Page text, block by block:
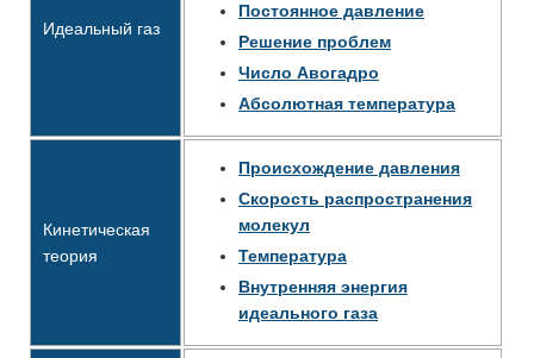
Идеальный газ
Постоянное давление
Решение проблем
Число Авогадро
Абсолютная температура
Кинетическая
теория
Происхождение давления
Скорость распространения
молекул
Температура
Внутренняя энергия
идеального газа